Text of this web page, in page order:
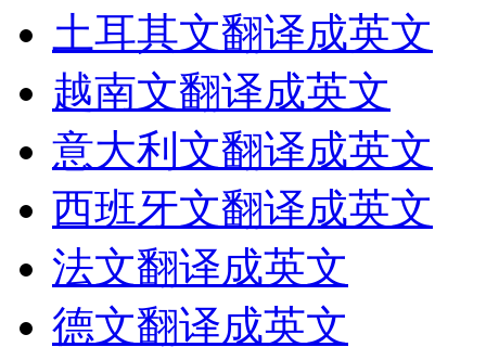
土耳其文翻译成英文
越南文翻译成英文
意大利文翻译成英文
西班牙文翻译成英文
法文翻译成英文
德文翻译成英文